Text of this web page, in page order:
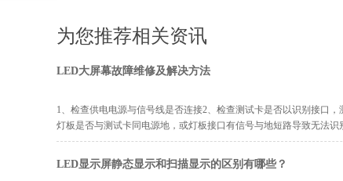
为您推荐相关资讯
LED大屏幕故障维修及解决方法
1、检查供电电源与信号线是否连接2、检查测试卡是否以识别接口
灯板是否与测试卡同电源地，或灯板接口有信号与地短路导致无法识
LED显示屏静态显示和扫描显示的区别有哪些？